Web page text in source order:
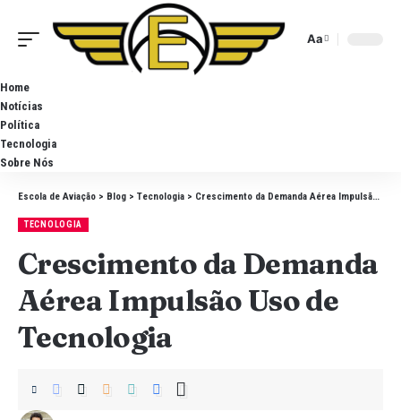
Aa
Home
Notícias
Política
Tecnologia
Sobre Nós
Escola de Aviação > Blog > Tecnologia > Crescimento da Demanda Aérea Impulsão Uso de Tecnologia
TECNOLOGIA
Crescimento da Demanda
Aérea Impulsão Uso de
Tecnologia